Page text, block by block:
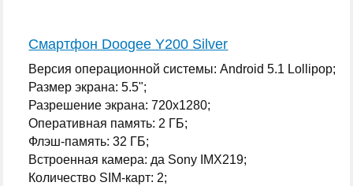
Смартфон Doogee Y200 Silver
Версия операционной системы: Android 5.1 Lollipop;
Размер экрана: 5.5";
Разрешение экрана: 720x1280;
Оперативная память: 2 ГБ;
Флэш-память: 32 ГБ;
Встроенная камера: да Sony IMX219;
Количество SIM-карт: 2;